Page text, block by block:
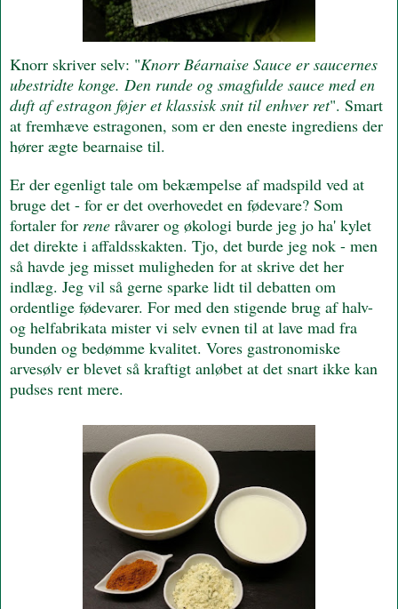
Knorr skriver selv: "Knorr Béarnaise Sauce er saucernes
ubestridte konge. Den runde og smagfulde sauce med en
duft af estragon føjer et klassisk snit til enhver ret". Smart
at fremhæve estragonen, som er den eneste ingrediens der
hører ægte bearnaise til.
Er der egenligt tale om bekæmpelse af madspild ved at
bruge det - for er det overhovedet en fødevare? Som
fortaler for rene råvarer og økologi burde jeg jo ha' kylet
det direkte i affaldsskakten. Tjo, det burde jeg nok - men
så havde jeg misset muligheden for at skrive det her
indlæg. Jeg vil så gerne sparke lidt til debatten om
ordentlige fødevarer. For med den stigende brug af halv-
og helfabrikata mister vi selv evnen til at lave mad fra
bunden og bedømme kvalitet. Vores gastronomiske
arvesølv er blevet så kraftigt anløbet at det snart ikke kan
pudses rent mere.